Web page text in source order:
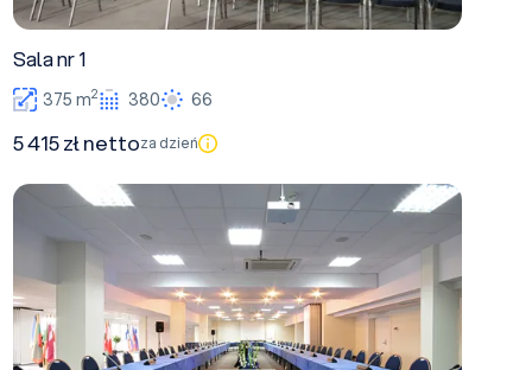
Sala nr 1
375 m2 380 66
5 415 zł nettoza dzień
Sala nr 1A